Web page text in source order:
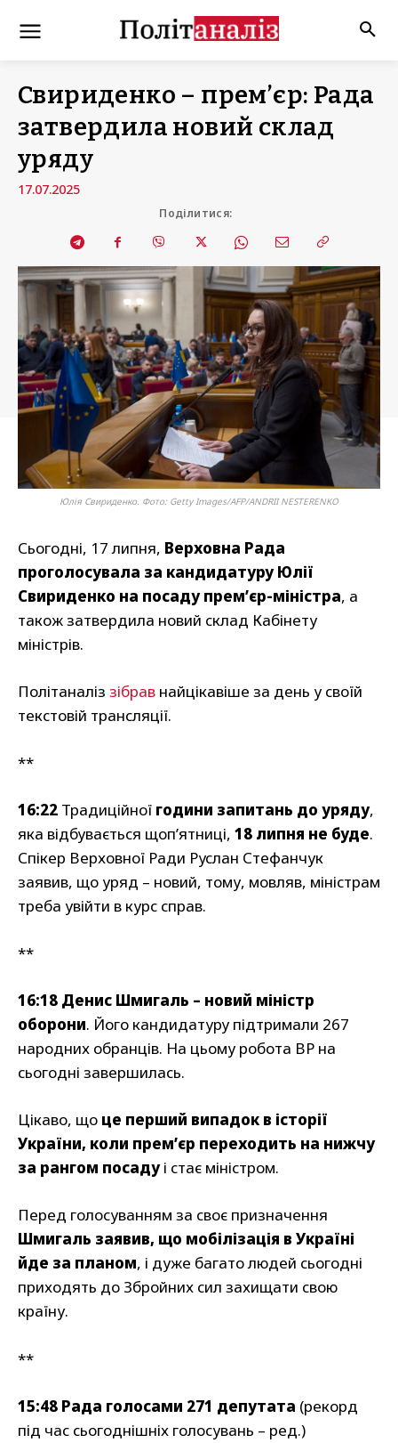
Свириденко – прем’єр: Рада
затвердила новий склад
уряду
17.07.2025
Поділитися:
Юлія Свириденко. Фото: Getty Images/AFP/ANDRII NESTERENKO
Сьогодні, 17 липня, Верховна Рада
проголосувала за кандидатуру Юлії
Свириденко на посаду прем’єр-міністра, а
також затвердила новий склад Кабінету
міністрів.
Політаналіз зібрав найцікавіше за день у своїй
текстовій трансляції.
**
16:22 Традиційної години запитань до уряду,
яка відбувається щоп’ятниці, 18 липня не буде.
Спікер Верховної Ради Руслан Стефанчук
заявив, що уряд – новий, тому, мовляв, міністрам
треба увійти в курс справ.
**
16:18 Денис Шмигаль – новий міністр
оборони. Його кандидатуру підтримали 267
народних обранців. На цьому робота ВР на
сьогодні завершилась.
Цікаво, що це перший випадок в історії
України, коли прем’єр переходить на нижчу
за рангом посадуі стає міністром.
Перед голосуванням за своє призначення
Шмигаль заявив, що мобілізація в Україні
йде за планом, і дуже багато людей сьогодні
приходять до Збройних сил захищати свою
країну.
**
15:48 Рада голосами 271 депутата (рекорд
під час сьогоднішніх голосувань – ред.)